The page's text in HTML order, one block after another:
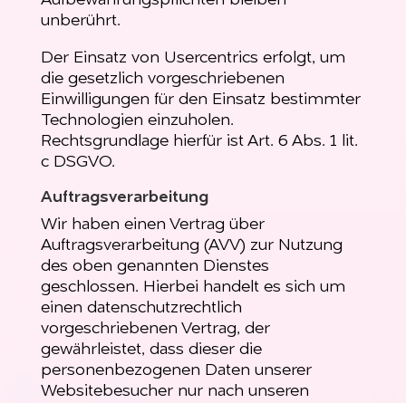
unberührt.
Der Einsatz von Usercentrics erfolgt, um
die gesetzlich vorgeschriebenen
Einwilligungen für den Einsatz bestimmter
Technologien einzuholen.
Rechtsgrundlage hierfür ist Art. 6 Abs. 1 lit.
c DSGVO.
Auftragsverarbeitung
Wir haben einen Vertrag über
Auftragsverarbeitung (AVV) zur Nutzung
des oben genannten Dienstes
geschlossen. Hierbei handelt es sich um
einen datenschutzrechtlich
vorgeschriebenen Vertrag, der
gewährleistet, dass dieser die
personenbezogenen Daten unserer
Websitebesucher nur nach unseren